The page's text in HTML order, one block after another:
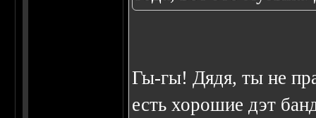
Гы-гы! Дядя, ты не
есть хорошие дэт